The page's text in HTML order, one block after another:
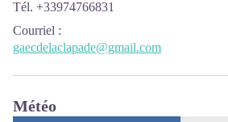
Tél. +33974766831
Courriel :
gaecdelaclapade@gmail.com
Météo